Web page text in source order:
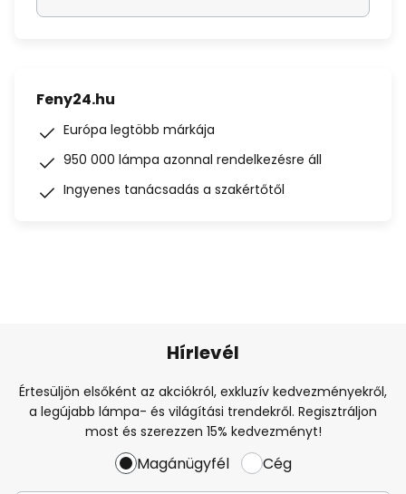
Feny24.hu
Európa legtöbb márkája
950 000 lámpa azonnal rendelkezésre áll
Ingyenes tanácsadás a szakértőtől
Hírlevél
Értesüljön elsőként az akciókról, exkluzív kedvezményekről,
a legújabb lámpa- és világítási trendekről. Regisztráljon
most és szerezzen 15% kedvezményt!
Magánügyfél Cég